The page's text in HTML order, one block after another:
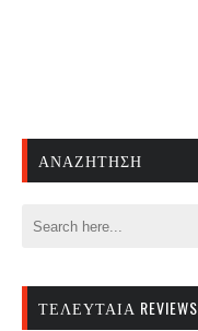
ΑΝΑΖΉΤΗΣΗ
ΤΕΛΕΥΤΑΊΑ REVIEWS